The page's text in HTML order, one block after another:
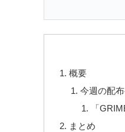
概要
今週の配
「
まとめ